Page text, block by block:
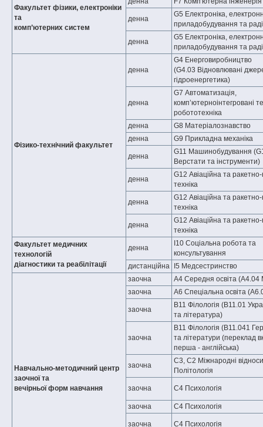
Факультет фізики, електроніки
та
комп’ютерних систем
денна
G5 Електроніка,
приладобудування та
денна
G5 Електроніка,
приладобудування та
Фізико-технічний факультет
денна
G4 Енерговиробництво
(G4.03 Відновлювані
гідроенергетика)
денна
G7 Автоматизація,
комп’ютерноінтегровані
робототехніка
денна
G8 Матеріалознавство
денна
G9 Прикладна механіка
денна
G11 Машинобудування
Верстати та інструменти)
денна
G12 Авіаційна та ракетно-
техніка
денна
G12 Авіаційна та ракетно-
техніка
денна
G12 Авіаційна та ракетно-
техніка
Факультет медичних
технологій
діагностики та реабілітації
денна
І10 Соціальна робота та
консультування
дистанційна
І5 Медсестринство
Навчально-методичний центр
заочної та
вечірньої форм навчання
заочна
A4 Середня освіта (A4.04
заочна
А6 Спеціальна освіта
заочна
В11 Філологія (B11.01
та література)
заочна
B11 Філологія (В11.041
та літератури (переклад
перша - англійська)
заочна
C3, С2 Міжнародні
Політологія
заочна С4 Психологія
заочна С4 Психологія
заочна С4 Психологія